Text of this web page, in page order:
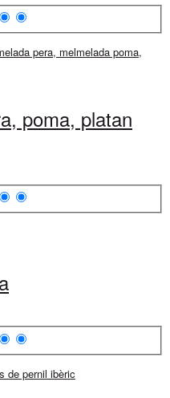
poma, platan